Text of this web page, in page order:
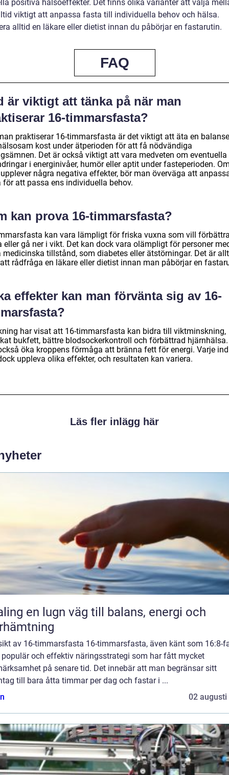
positiva hälsoeffekter. Det finns olika varianter att välja
viktigt att anpassa fasta till individuella behov och hälsa.
alltid en läkare eller dietist innan du påbörjar en fastarutin.
FAQ
är viktigt att tänka på när man
16-timmarsfasta?
praktiserar 16-timmarsfasta är det viktigt att äta en
kost under ätperioden för att få nödvändiga
Det är också viktigt att vara medveten om eventuella
i energinivåer, humör eller aptit under fasteperioden.
några negativa effekter, bör man överväga att
för att passa ens individuella behov.
kan prova 16-timmarsfasta?
kan vara lämpligt för friska vuxna som vill
eller gå ner i vikt. Det kan dock vara olämpligt för personer
medicinska tillstånd, som diabetes eller ätstörningar. Det är
rådfråga en läkare eller dietist innan man påbörjar en
effekter kan man förvänta sig av 16-
har visat att 16-timmarsfasta kan bidra till viktminskning,
bukfett, bättre blodsockerkontroll och förbättrad
öka kroppens förmåga att bränna fett för energi. Varje
uppleva olika effekter, och resultaten kan variera.
Läs fler inlägg här
balans, energi och
av 16-timmarsfasta 16-timmarsfasta, även känt som 16:8-
populär och effektiv näringsstrategi som har fått mycket
på senare tid. Det innebär att man begränsar sitt
till bara åtta timmar per dag och fastar i ...
02 augusti